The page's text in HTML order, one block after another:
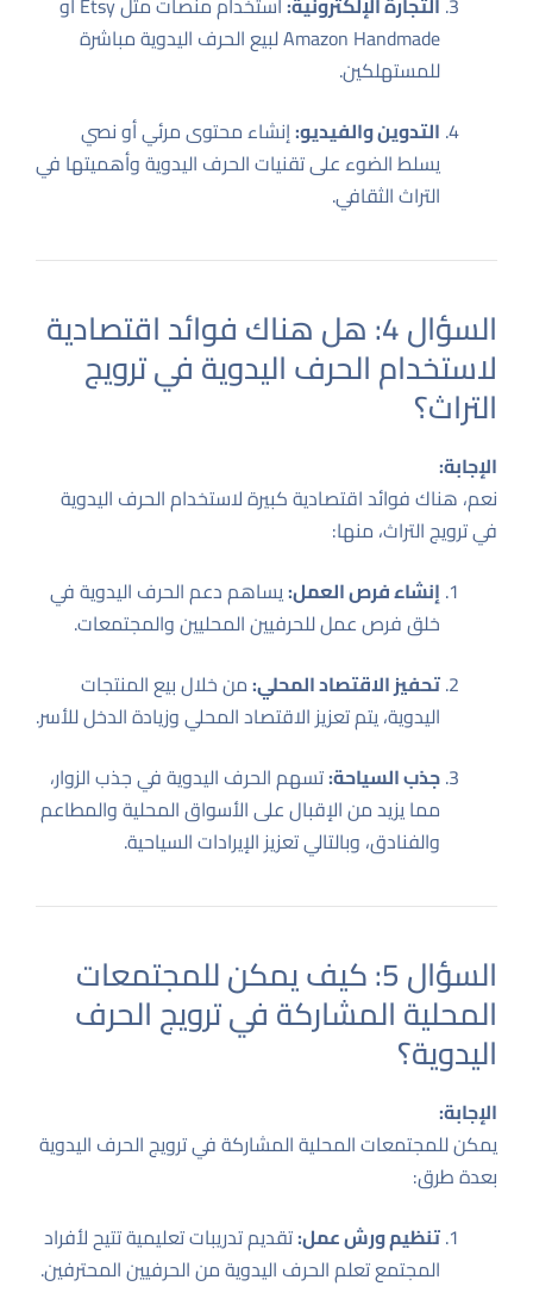
Amazon Handmade لبيع الحرف اليدوية مباشرة
للمستهلكين.
التدوين والفيديو:إنشاء محتوى مرئي أو نصي
يسلط الضوء على تقنيات الحرف اليدوية وأهميتها في
التراث الثقافي.
السؤال 4: هل هناك فوائد اقتصادية
لاستخدام الحرف اليدوية في ترويج
التراث؟
الإجابة:
نعم، هناك فوائد اقتصادية كبيرة لاستخدام الحرف اليدوية
في ترويج التراث، منها:
إنشاء فرص العمل:يساهم دعم الحرف اليدوية في
خلق فرص عمل للحرفيين المحليين والمجتمعات.
تحفيز الاقتصاد المحلي:من خلال بيع المنتجات
اليدوية، يتم تعزيز الاقتصاد المحلي وزيادة الدخل للأسر.
جذب السياحة:تسهم الحرف اليدوية في جذب الزوار،
مما يزيد من الإقبال على الأسواق المحلية والمطاعم
والفنادق، وبالتالي تعزيز الإيرادات السياحية.
السؤال 5: كيف يمكن للمجتمعات
المحلية المشاركة في ترويج الحرف
اليدوية؟
الإجابة:
يمكن للمجتمعات المحلية المشاركة في ترويج الحرف اليدوية
بعدة طرق:
تنظيم ورش عمل:تقديم تدريبات تعليمية تتيح لأفراد
المجتمع تعلم الحرف اليدوية من الحرفيين المحترفين.